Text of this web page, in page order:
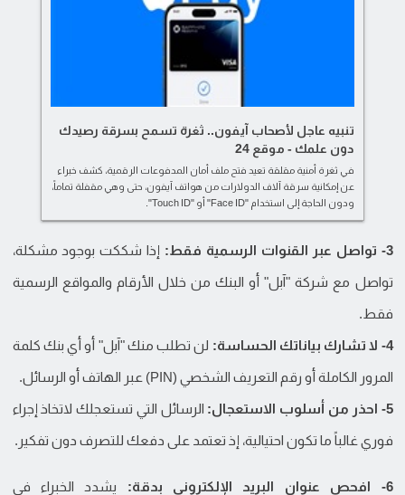
تنبيه عاجل لأصحاب آيفون.. ثغرة تسمح بسرقة رصيدك
دون علمك - موقع 24
في ثغرة أمنية مقلقة تعيد فتح ملف أمان المدفوعات الرقمية، كشف خبراء
عن إمكانية سرقة آلاف الدولارات من هواتف آيفون، حتى وهي مقفلة تماماً،
ودون الحاجة إلى استخدام "Face ID" أو "Touch ID".
3- تواصل عبر القنوات الرسمية فقط: إذا شككت بوجود مشكلة،
تواصل مع شركة "آبل" أو البنك من خلال الأرقام والمواقع الرسمية
فقط.
4- لا تشارك بياناتك الحساسة: لن تطلب منك "آبل" أو أي بنك كلمة
المرور الكاملة أو رقم التعريف الشخصي (PIN) عبر الهاتف أو الرسائل.
5- احذر من أسلوب الاستعجال: الرسائل التي تستعجلك لاتخاذ إجراء
فوري غالباً ما تكون احتيالية، إذ تعتمد على دفعك للتصرف دون تفكير.
6- افحص عنوان البريد الإلكتروني بدقة: يشدد الخبراء في